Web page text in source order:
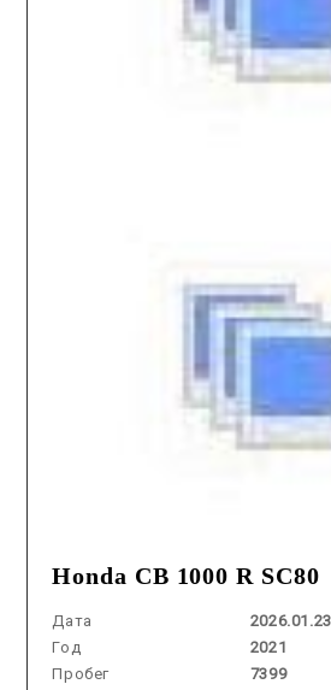
Honda CB 1000 R SC80
Дата
2026.01.23
Год
2021
Пробег
7399